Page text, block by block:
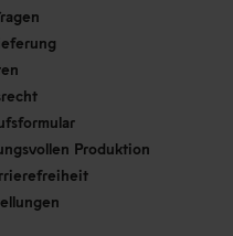
Produktion